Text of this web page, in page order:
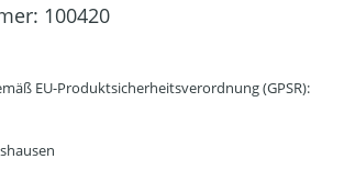
100420
EU-Produktsicherheitsverordnung (GPSR):